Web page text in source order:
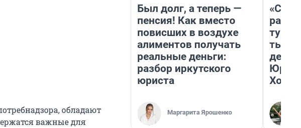
обладают
важные для
Был долг, а теперь —
пенсия! Как вместо
повисших в воздухе
алиментов получать
реальные деньги:
разбор иркутского
юриста
Маргарита Ярошенко
день